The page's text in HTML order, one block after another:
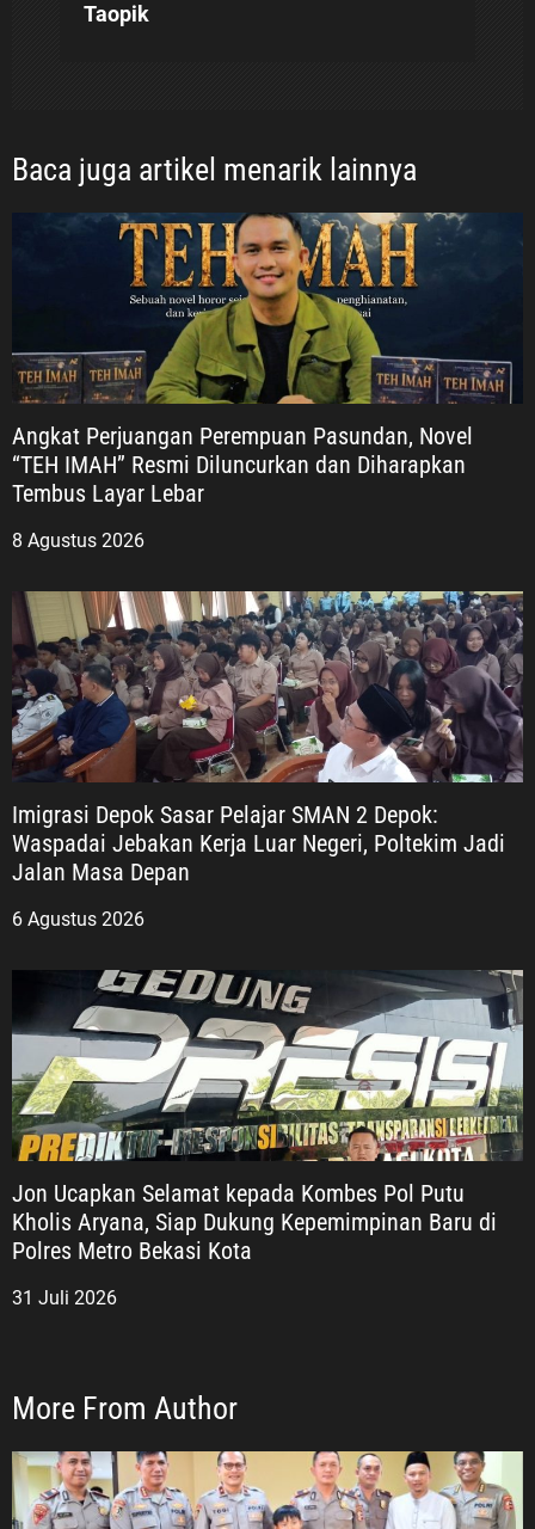
Taopik
Baca juga artikel menarik lainnya
Angkat Perjuangan Perempuan Pasundan, Novel
“TEH IMAH” Resmi Diluncurkan dan Diharapkan
Tembus Layar Lebar
8 Agustus 2026
Imigrasi Depok Sasar Pelajar SMAN 2 Depok:
Waspadai Jebakan Kerja Luar Negeri, Poltekim Jadi
6 Agustus 2026
Jon Ucapkan Selamat kepada Kombes Pol Putu
Kholis Aryana, Siap Dukung Kepemimpinan Baru di
Polres Metro Bekasi Kota
31 Juli 2026
More From Author